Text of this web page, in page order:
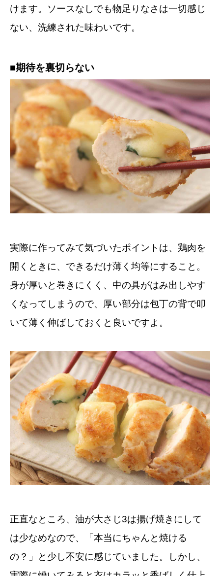
けます。ソースなしでも物足りなさは一切感じ
ない、洗練された味わいです。
■期待を裏切らない
実際に作ってみて気づいたポイントは、鶏肉を
開くときに、できるだけ薄く均等にすること。
身が厚いと巻きにくく、中の具がはみ出しやす
くなってしまうので、厚い部分は包丁の背で叩
いて薄く伸ばしておくと良いですよ。
正直なところ、油が大さじ3は揚げ焼きにして
は少なめなので、「本当にちゃんと焼ける
の？」と少し不安に感じていました。しかし、